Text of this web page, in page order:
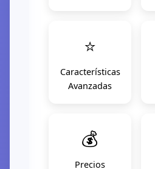
⭐
Características
Avanzadas
💰
Precios